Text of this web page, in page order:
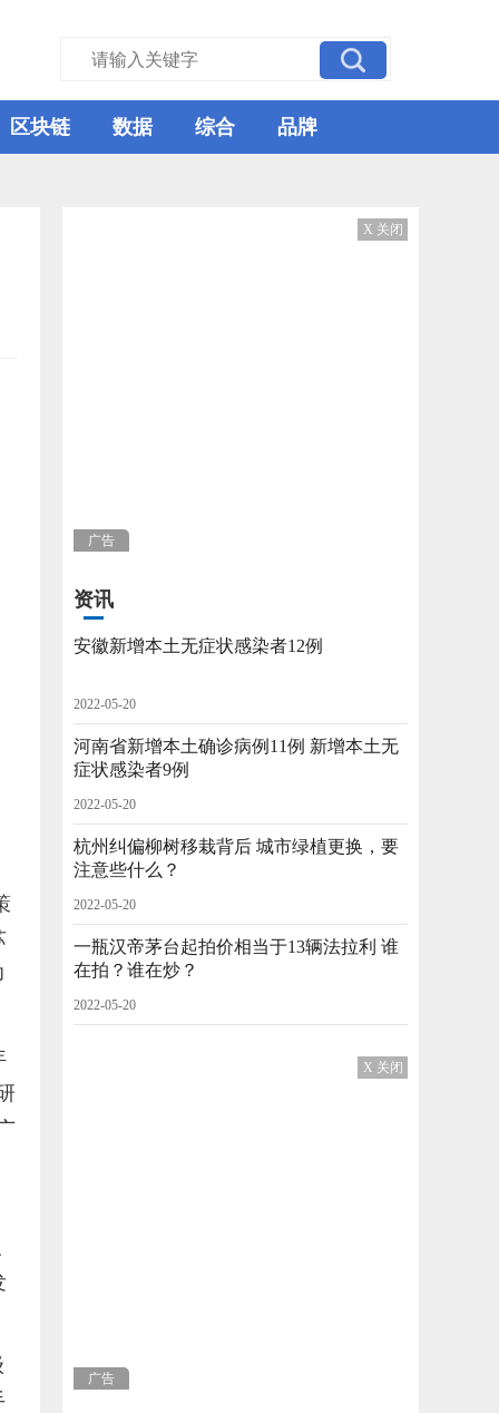
区块链 数据 综合 品牌
广告
X 关闭
资讯
安徽新增本土无症状感染者12例
2022-05-20
河南省新增本土确诊病例11例 新增本土无
症状感染者9例
2022-05-20
杭州纠偏柳树移栽背后 城市绿植更换，要
注意些什么？
2022-05-20
一瓶汉帝茅台起拍价相当于13辆法拉利 谁
在拍？谁在炒？
2022-05-20
广告
X 关闭